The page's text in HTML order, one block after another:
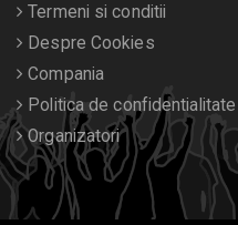
Termeni si conditii
Despre Cookies
Compania
Politica de confidentialitate
Organizatori